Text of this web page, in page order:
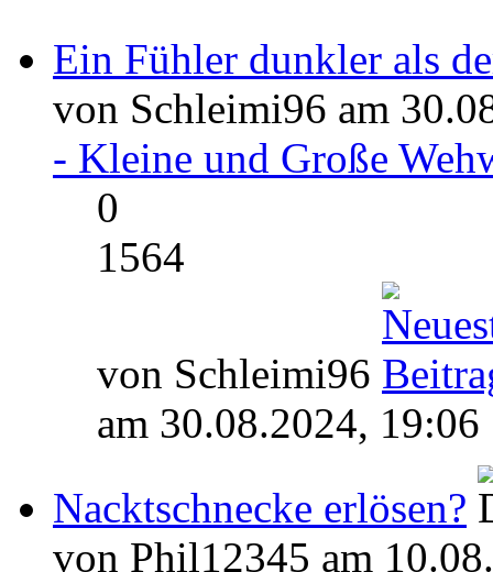
Ein Fühler dunkler als
von Schleimi96 am
- Kleine und Große
0
1564
von Schleimi96
am 30.08.2024, 19:06
Nacktschnecke erlösen?
von Phil12345 am